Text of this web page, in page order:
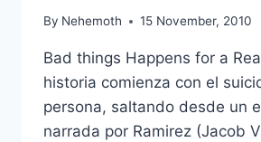
By Nehemoth 15 November, 2010
Bad things Happens for a
historia comienza con el
persona, saltando desde un
narrada por Ramirez (Jacob